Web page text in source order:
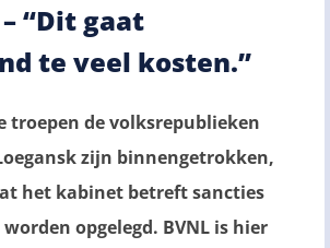
“Dit gaat
te veel kosten.”
troepen de volksrepublieken
zijn binnengetrokken,
het kabinet betreft sancties
opgelegd. BVNL is hier